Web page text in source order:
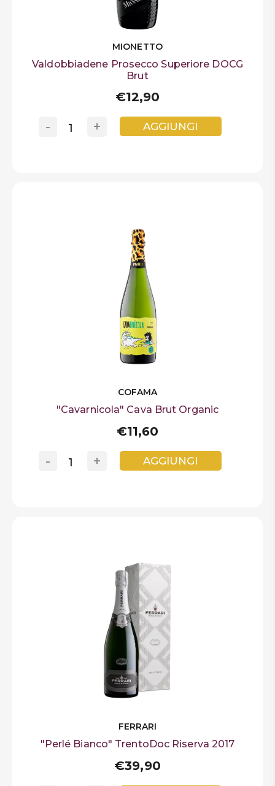
MIONETTO
Valdobbiadene Prosecco Superiore DOCG
Brut
€12,90
+
- AGGIUNGI
COFAMA
"Cavarnicola" Cava Brut Organic
€11,60
+
- AGGIUNGI
FERRARI
"Perlé Bianco" TrentoDoc Riserva 2017
€39,90